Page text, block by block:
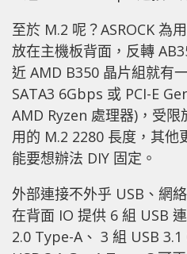
至於 M.2 呢？ASROCK 為
放在主機板背面，反轉
近 AMD B350 晶片組就有
SATA3 6Gbps 或 PCI-E
AMD Ryzen 處理器)，受
用的 M.2 2280 長度，其他
能要想辦法 DIY 固定。
外部連接不外乎 USB、網
在背面 IO 提供 6 組 USB
2.0 Type-A、 3 組 USB